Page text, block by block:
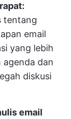
tentang
email
yang lebih
agenda dan
diskusi
email